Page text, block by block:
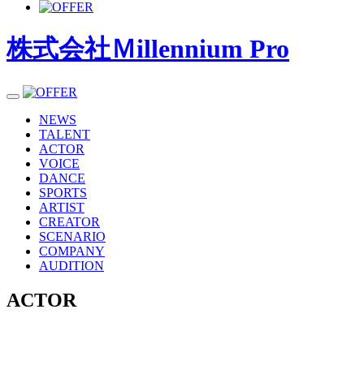
株式会社Ｍillennium Pro
toggle navigation
NEWS
TALENT
ACTOR
VOICE
DANCE
SPORTS
ARTIST
CREATOR
SCENARIO
COMPANY
AUDITION
ACTOR